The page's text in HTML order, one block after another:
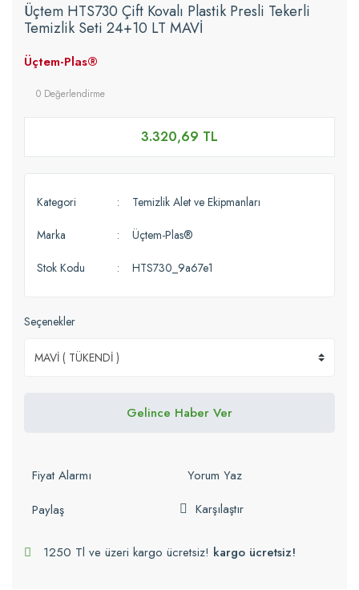
Üçtem HTS730 Çift Kovalı Plastik Presli Tekerli
Temizlik Seti 24+10 LT MAVİ
Üçtem-Plas®
0 Değerlendirme
3.320,69 TL
Kategori Temizlik Alet ve Ekipmanları
Marka Üçtem-Plas®
Stok Kodu HTS730_9a67e1
Seçenekler
Gelince Haber Ver
Fiyat Alarmı
Yorum Yaz
Paylaş
Karşılaştır
1250 Tl ve üzeri kargo ücretsiz! kargo ücretsiz!